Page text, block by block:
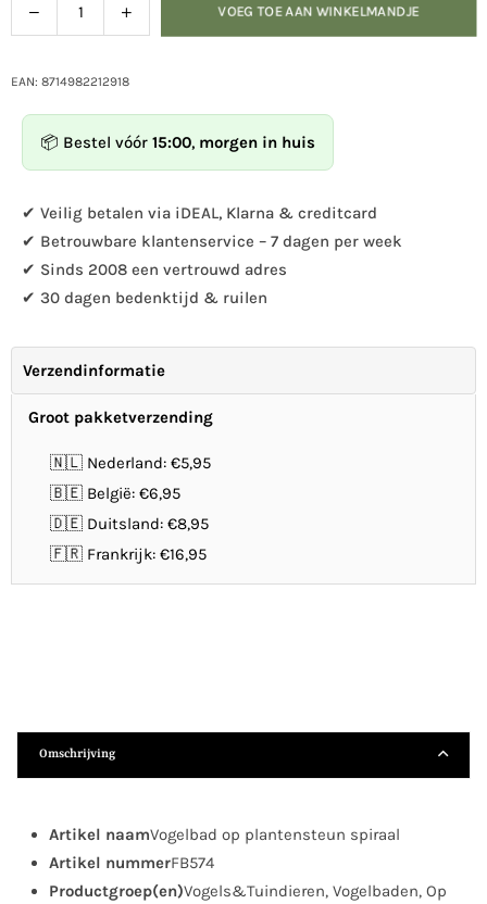
Hoeveelheid
Verlaag
de
voor
op
plantensteun
Verhoog
de
op
plantensteun
VOEG TOE AAN WINKELMANDJE
EAN: 8714982212918
📦 Bestel vóór 15:00, morgen in huis
✔ Veilig betalen via iDEAL, Klarna & creditcard
✔ Betrouwbare klantenservice – 7 dagen per week
✔ Sinds 2008 een vertrouwd adres
✔ 30 dagen bedenktijd & ruilen
Verzendinformatie
Groot pakketverzending
🇳🇱 Nederland: €5,95
🇧🇪 België: €6,95
🇩🇪 Duitsland: €8,95
🇫🇷 Frankrijk: €16,95
Omschrijving
Artikel naamVogelbad op plantensteun spiraal
Artikel nummerFB574
Productgroep(en)Vogels&Tuindieren, Vogelbaden, Op